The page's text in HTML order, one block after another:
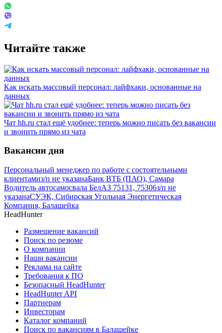
Читайте также
Как искать массовый персонал: лайфхаки, основанные на
данных
Чат hh.ru стал ещё удобнее: теперь можно писать без вакансии
и звонить прямо из чата
Вакансии дня
Персональный менеджер по работе с состоятельными
клиентамиз/п не указанаБанк ВТБ (ПАО), Самара
Водитель автосамосвала БелАЗ 75131, 75306з/п не
указанаСУЭК, Сибирская Угольная Энергетическая
Компания, Балашейка
HeadHunter
Размещение вакансий
Поиск по резюме
О компании
Наши вакансии
Реклама на сайте
Требования к ПО
Безопасный HeadHunter
HeadHunter API
Партнерам
Инвесторам
Каталог компаний
Поиск по вакансиям в Балашейке